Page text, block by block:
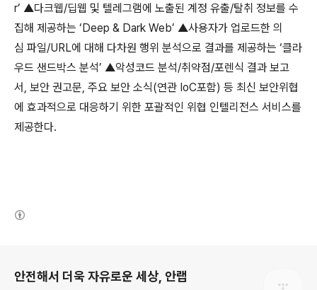
r’ ▲다크웹/딥웹 및 텔레그램에 노출된 계정 유출/탈취 정보를 수
집해 제공하는 ‘Deep & Dark Web’ ▲사용자가 업로드한 의
심 파일/URL에 대해 다차원 행위 분석으로 결과를 제공하는 ‘클라
우드 샌드박스 분석’ ▲악성코드 분석/취약점/포렌식 결과 보고
서, 보안 권고문, 주요 보안 소식(연관 IoC포함) 등 최신 보안위협
에 효과적으로 대응하기 위한 포괄적인 위협 인텔리전스 서비스를
제공한다.
안전해서 더욱 자유로운 세상, 안랩